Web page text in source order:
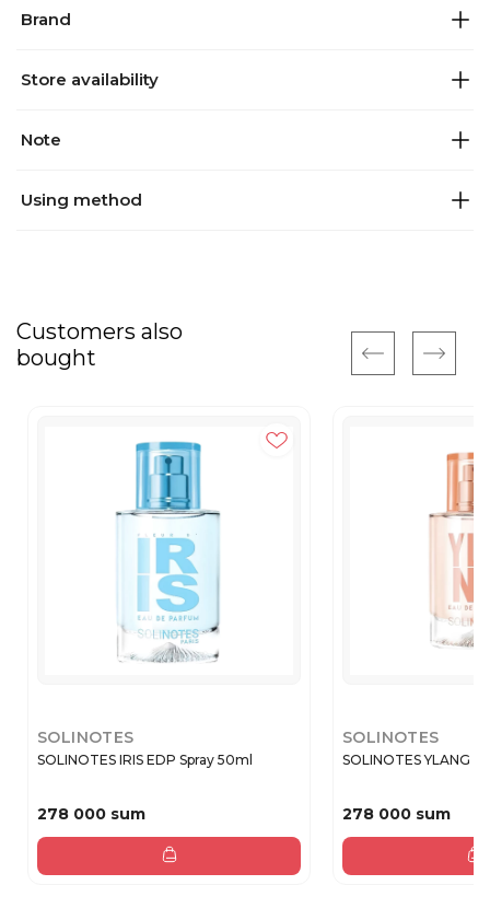
Brand
Store availability
Note
Using method
Customers also
bought
SOLINOTES
SOLINOTES IRIS EDP Spray 50ml
278 000 sum
SOLINOTES
SOLINOTES YLANG
278 000 sum